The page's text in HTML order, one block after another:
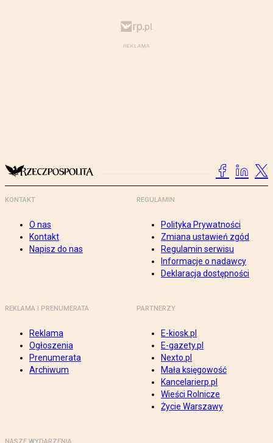
KONTAKT
O nas
Kontakt
Napisz do nas
REGULAMIN
Polityka Prywatności
Zmiana ustawień zgód
Regulamin serwisu
Informacje o nadawcy
Deklaracja dostępności
REKLAMA I PRENUMERATA
Reklama
Ogłoszenia
Prenumerata
Archiwum
PARTNERZY
E-kiosk.pl
E-gazety.pl
Nexto.pl
Mała księgowość
Kancelarierp.pl
Wieści Rolnicze
Życie Warszawy